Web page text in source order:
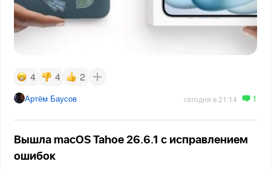
4 4 2
Артём Баусов сегодня в 21:14 1
Вышла macOS Tahoe 26.6.1 с исправлением
ошибок